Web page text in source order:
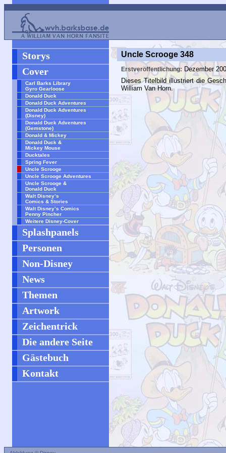
Storys
Cover
Carl Barks Library
Gyro Gearloose
Donald Duck
Donald Duck Adventures
Donald Duck Adventures
(Disney)
Donald Duck Adventures
(Gemstone)
Donald & Mickey
Donald Duck &
Mickey Mouse
Ducktales
Spring Fever
Uncle Scrooge
Uncle Scrooge Adventures
Uncle Scrooge &
Donald Duck
Walt Disney’s
Comics & Stories
Walt Disney’s Comics
Penny Pincher
Weitere Disney-Cover
Splashpanels
Personen
Non-Disney
News
Themen
Artwork
Zeichentrick
Die andere Seite
Gästebuch
Kontakt
Uncle Scrooge 348
Erstveröffentlichung: Dezember
Dieses Titelbild illustriert die
William Van Horn.